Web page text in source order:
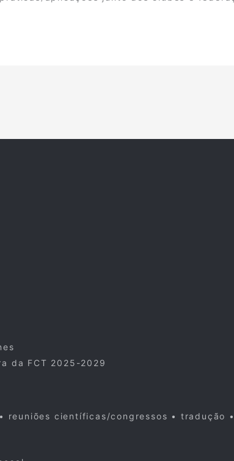
da FCT 2025-2029
reuniões científicas/congressos • tradução